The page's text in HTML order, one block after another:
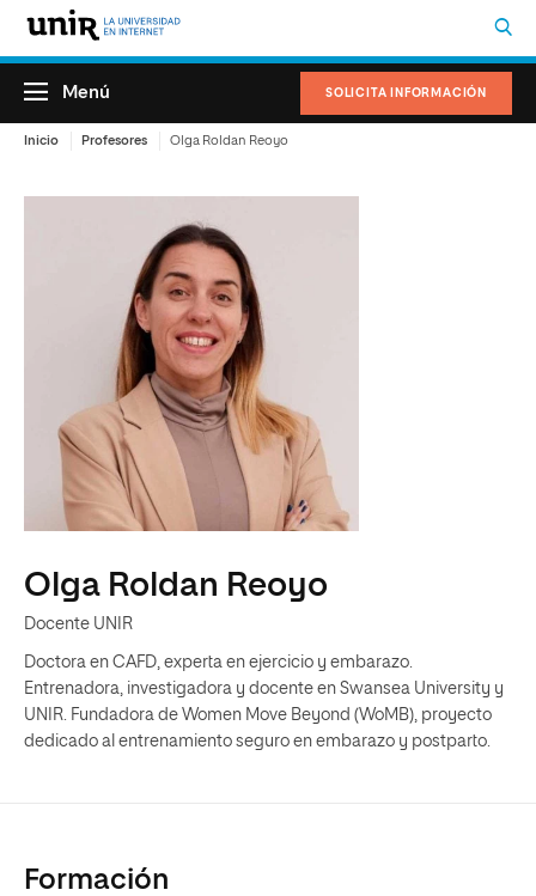
SOLICITA INFORMACIÓN
Menú
Inicio Profesores Olga Roldan Reoyo
Olga Roldan Reoyo
Docente UNIR
Doctora en CAFD, experta en ejercicio y embarazo.
Entrenadora, investigadora y docente en Swansea University y
UNIR. Fundadora de Women Move Beyond (WoMB), proyecto
dedicado al entrenamiento seguro en embarazo y postparto.
Formación